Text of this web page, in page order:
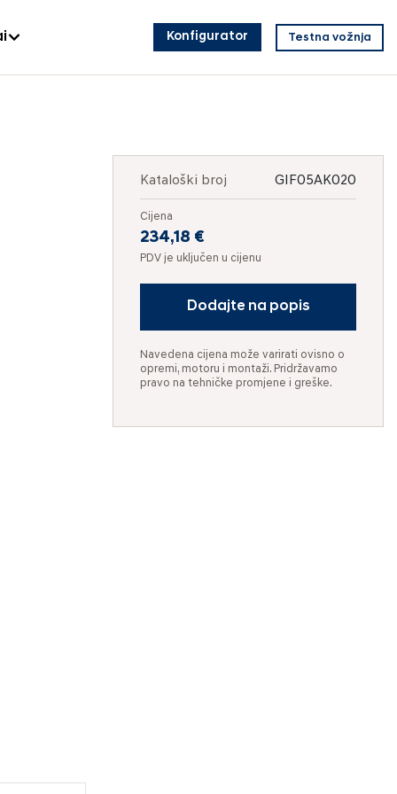
Konfigurator Testna vožnja
Kataloški broj GIF05AK020
Cijena
234,18 €
PDV je uključen u cijenu
Dodajte na popis
Navedena cijena može varirati ovisno o
opremi, motoru i montaži. Pridržavamo
pravo na tehničke promjene i greške.